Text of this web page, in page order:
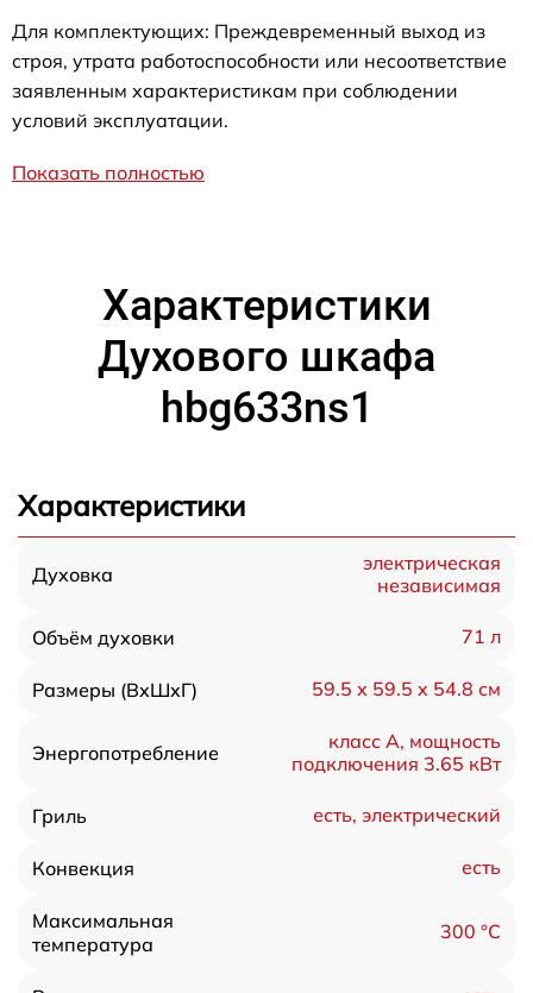
Для комплектующих: Преждевременный выход из
строя, утрата работоспособности или несоответствие
заявленным характеристикам при соблюдении
условий эксплуатации.
Показать полностью
Характеристики
Духового шкафа
hbg633ns1
Характеристики
Духовка
электрическая
независимая
Объём духовки 71 л
Размеры (ВхШхГ) 59.5 х 59.5 x 54.8 см
Энергопотребление
класс A, мощность
подключения 3.65 кВт
Гриль есть, электрический
Конвекция есть
Максимальная
температура
300 °С